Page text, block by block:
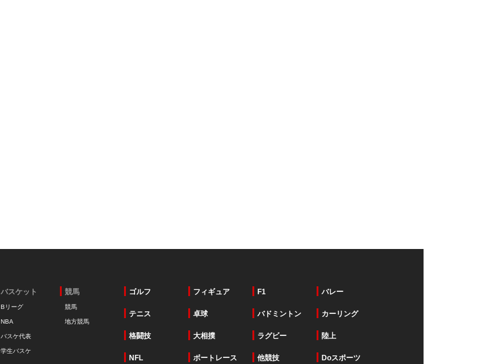
バスケット
Bリーグ
NBA
バスケ代表
学生バスケ
競馬
競馬
地方競馬
ゴルフ フィギュア F1 バレー
テニス 卓球 バドミントン カーリング
格闘技 大相撲 ラグビー 陸上
NFL ボートレース 他競技 Doスポーツ